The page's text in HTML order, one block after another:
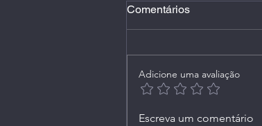
Live 165 (Extra): no
Comentários
Adicione uma avaliação
Escreva um comentário